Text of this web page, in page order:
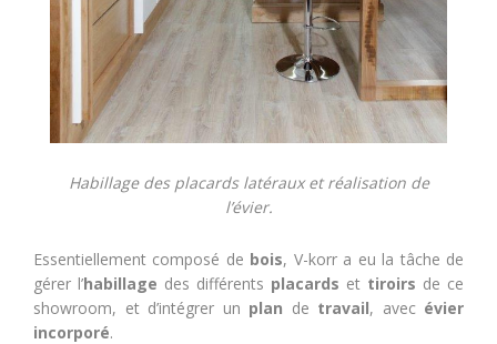
Habillage des placards latéraux et réalisation de
l’évier.
Essentiellement composé de bois, V-korr a eu la tâche de
gérer l’habillage des différents placards et tiroirs de ce
showroom, et d’intégrer un plan de travail, avecévier
incorporé.